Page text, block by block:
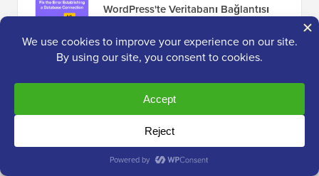
WordPress'te Veritabanı Bağlantısı
Başarılı Olunur)
Blogunuzu WordPress.com'dan
WordPress.org'a Kolayca Taşıma